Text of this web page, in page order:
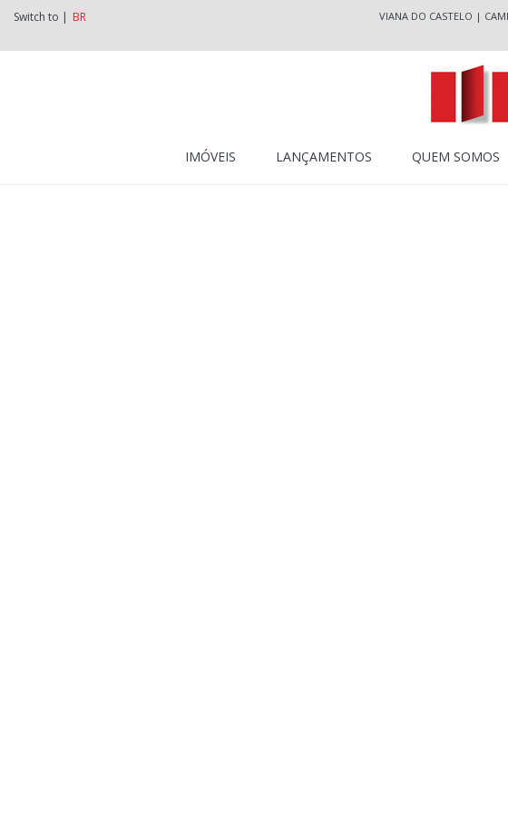
Switch to | BR VIANA DO CASTELO |
IMÓVEIS LANÇAMENTOS QUEM SOMOS